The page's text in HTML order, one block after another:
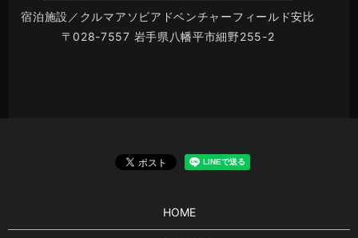
宿泊施設／クルマアソビアドベンチャーフィールド安比
〒028-7557 岩手県八幡平市細野255-2
HOME